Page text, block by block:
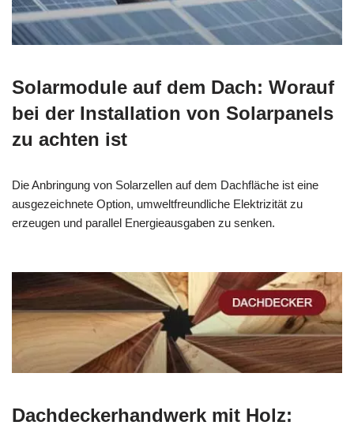
Solarmodule auf dem Dach: Worauf
bei der Installation von Solarpanels
zu achten ist
Die Anbringung von Solarzellen auf dem Dachfläche ist eine
ausgezeichnete Option, umweltfreundliche Elektrizität zu
erzeugen und parallel Energieausgaben zu senken.
Dachdeckerhandwerk mit Holz: